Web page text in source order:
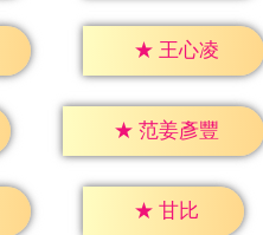
★ 王心凌
★ 范姜彥豐
★ 甘比